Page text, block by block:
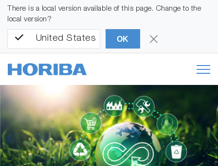
There is a local version available of this page. Change to the
local version?
United States OK